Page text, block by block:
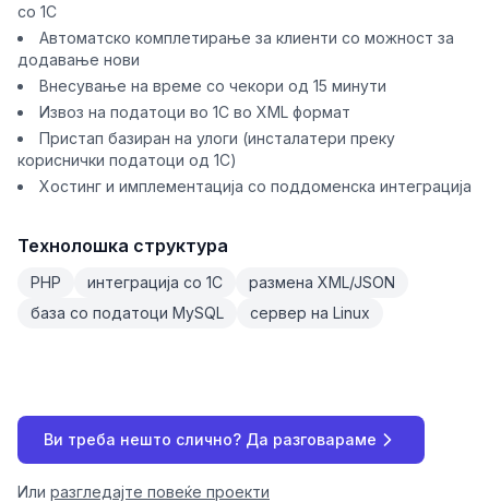
со 1C
Автоматско комплетирање за клиенти со можност за
додавање нови
Внесување на време со чекори од 15 минути
Извоз на податоци во 1C во XML формат
Пристап базиран на улоги (инсталатери преку
кориснички податоци од 1C)
Хостинг и имплементација со поддоменска интеграција
Технолошка структура
PHP интеграција со 1C
размена XML/JSON
база со податоци MySQL
сервер на Linux
Ви треба нешто слично? Да разговараме
Или разгледајте повеќе проекти